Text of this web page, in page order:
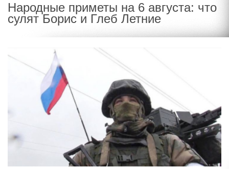
Народные приметы на 6 августа: что
сулят Борис и Глеб Летние